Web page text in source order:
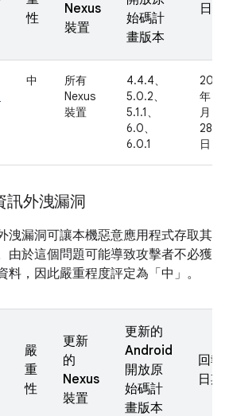
性
Nexus
裝置
始碼計
畫版本
日期
中
所有
Nexus
裝置
4.4.4、
5.0.2、
5.1.1、
6.0、
6.0.1
2016
年 4
月
28
日
訊外洩漏洞
洩漏洞可讓本機惡意應用程式存取其
由於這個問題可能導致攻擊者不必獲
料，因此嚴重程度評定為「中」。
嚴
重
性
更新
的
Nexus
裝置
更新的
Android
開放原
始碼計
畫版本
回報
日期